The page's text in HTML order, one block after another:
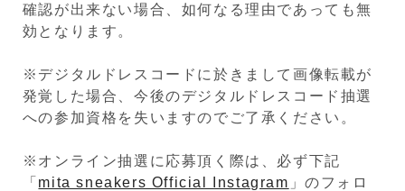
確認が出来ない場合、如何なる理由であっても無
効となります。
※デジタルドレスコードに於きまして画像転載が
発覚した場合、今後のデジタルドレスコード抽選
への参加資格を失いますのでご了承ください。
※オンライン抽選に応募頂く際は、必ず下記
「 mita sneakers Official Instagram 」のフォロ